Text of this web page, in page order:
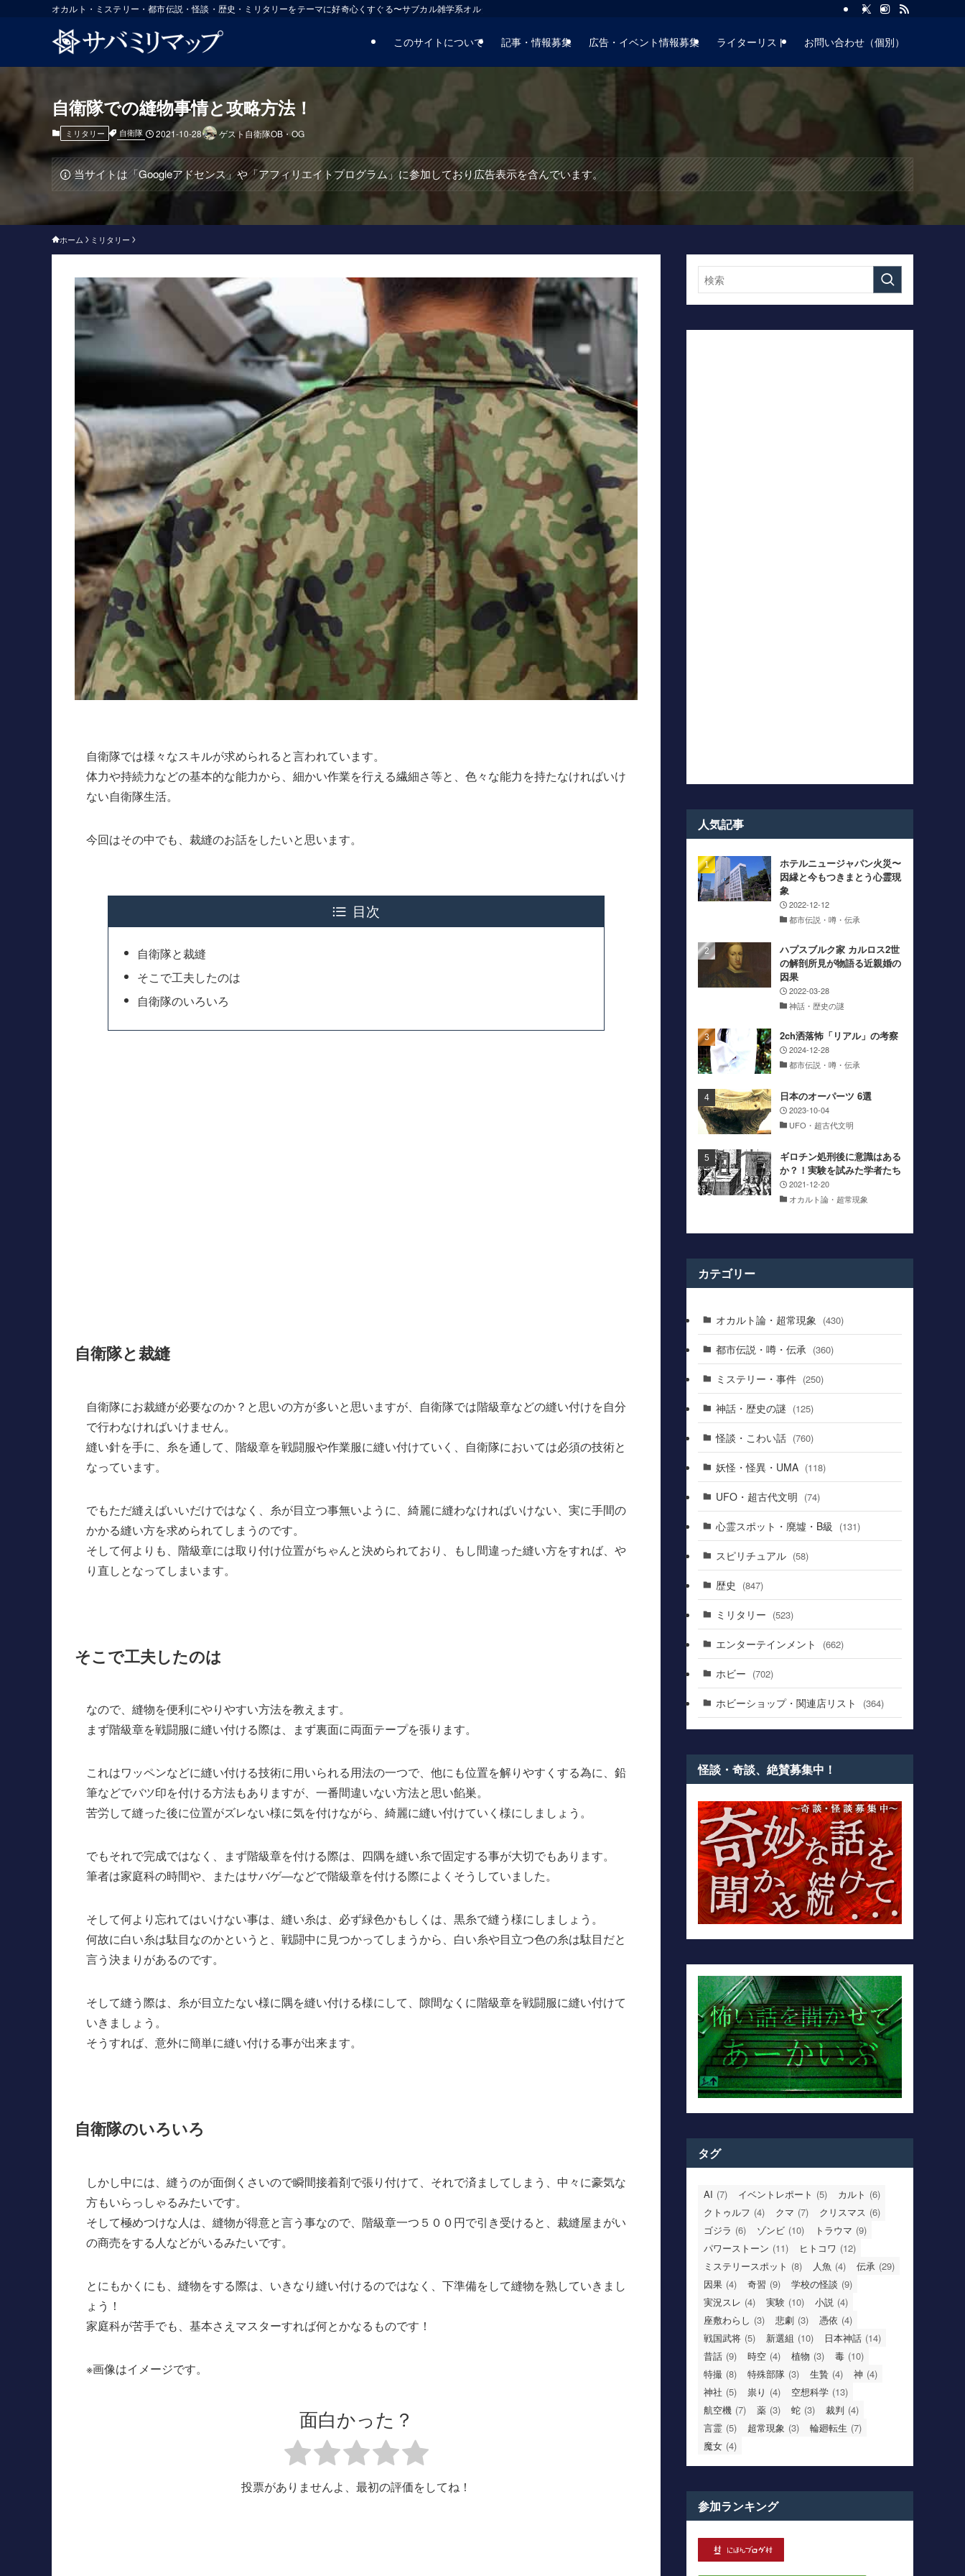
オカルト・ミステリー・都市伝説・怪談・歴史・ミリタリーをテーマに好奇心くすぐる〜サブカル雑学系オルタナティブサイト
このサイトについて 記事・情報募集 広告・イベント情報募集 ライターリスト お問い合わせ（個別）
自衛隊での縫物事情と攻略方法！
ミリタリー 自衛隊 2021-10-28 ゲスト自衛隊OB・OG
当サイトは「Googleアドセンス」や「アフィリエイトプログラム」に参加しており広告表示を含んでいます。
ホーム ミリタリー
自衛隊では様々なスキルが求められると言われています。
体力や持続力などの基本的な能力から、細かい作業を行える繊細さ等と、色々な能力を持たなければいけ
ない自衛隊生活。
今回はその中でも、裁縫のお話をしたいと思います。
目次
自衛隊と裁縫
そこで工夫したのは
自衛隊のいろいろ
自衛隊と裁縫
自衛隊にお裁縫が必要なのか？と思いの方が多いと思いますが、自衛隊では階級章などの縫い付けを自分
で行わなければいけません。
縫い針を手に、糸を通して、階級章を戦闘服や作業服に縫い付けていく、自衛隊においては必須の技術と
なっています。
でもただ縫えばいいだけではなく、糸が目立つ事無いように、綺麗に縫わなければいけない、実に手間の
かかる縫い方を求められてしまうのです。
そして何よりも、階級章には取り付け位置がちゃんと決められており、もし間違った縫い方をすれば、や
り直しとなってしまいます。
そこで工夫したのは
なので、縫物を便利にやりやすい方法を教えます。
まず階級章を戦闘服に縫い付ける際は、まず裏面に両面テープを張ります。
これはワッペンなどに縫い付ける技術に用いられる用法の一つで、他にも位置を解りやすくする為に、鉛
筆などでバツ印を付ける方法もありますが、一番間違いない方法と思い餡巣。
苦労して縫った後に位置がズレない様に気を付けながら、綺麗に縫い付けていく様にしましょう。
でもそれで完成ではなく、まず階級章を付ける際は、四隅を縫い糸で固定する事が大切でもあります。
筆者は家庭科の時間や、またはサバゲ―などで階級章を付ける際によくそうしていました。
そして何より忘れてはいけない事は、縫い糸は、必ず緑色かもしくは、黒糸で縫う様にしましょう。
何故に白い糸は駄目なのかというと、戦闘中に見つかってしまうから、白い糸や目立つ色の糸は駄目だと
言う決まりがあるのです。
そして縫う際は、糸が目立たない様に隅を縫い付ける様にして、隙間なくに階級章を戦闘服に縫い付けて
いきましょう。
そうすれば、意外に簡単に縫い付ける事が出来ます。
自衛隊のいろいろ
しかし中には、縫うのが面倒くさいので瞬間接着剤で張り付けて、それで済ましてしまう、中々に豪気な
方もいらっしゃるみたいです。
そして極めつけな人は、縫物が得意と言う事なので、階級章一つ５００円で引き受けると、裁縫屋まがい
の商売をする人などがいるみたいです。
とにもかくにも、縫物をする際は、いきなり縫い付けるのではなく、下準備をして縫物を熟していきまし
ょう！
家庭科が苦手でも、基本さえマスターすれば何とかなるものです！
※画像はイメージです。
面白かった？
投票がありませんよ、最初の評価をしてね！
人気記事
ホテルニュージャパン火災〜
因縁と今もつきまとう心霊現
象
2022-12-12
都市伝説・噂・伝承
ハプスブルク家 カルロス2世
の解剖所見が物語る近親婚の
因果
2022-03-28
神話・歴史の謎
2ch洒落怖「リアル」の考察
2024-12-28
都市伝説・噂・伝承
日本のオーパーツ 6選
2023-10-04
UFO・超古代文明
ギロチン処刑後に意識はある
か？！実験を試みた学者たち
2021-12-20
オカルト論・超常現象
カテゴリー
オカルト論・超常現象 (430)
都市伝説・噂・伝承 (360)
ミステリー・事件 (250)
神話・歴史の謎 (125)
怪談・こわい話 (760)
妖怪・怪異・UMA (118)
UFO・超古代文明 (74)
心霊スポット・廃墟・B級 (131)
スピリチュアル (58)
歴史 (847)
ミリタリー (523)
エンターテインメント (662)
ホビー (702)
ホビーショップ・関連店リスト (364)
怪談・奇談、絶賛募集中！
タグ
AI (7) イベントレポート (5) カルト (6)
クトゥルフ (4) クマ (7) クリスマス (6)
ゴジラ (6) ゾンビ (10) トラウマ (9)
パワーストーン (11) ヒトコワ (12)
ミステリースポット (8) 人魚 (4) 伝承 (29)
因果 (4) 奇習 (9) 学校の怪談 (9)
実況スレ (4) 実験 (10) 小説 (4)
座敷わらし (3) 悲劇 (3) 憑依 (4)
戦国武将 (5) 新選組 (10) 日本神話 (14)
昔話 (9) 時空 (4) 植物 (3) 毒 (10)
特撮 (8) 特殊部隊 (3) 生贄 (4) 神 (4)
神社 (5) 祟り (4) 空想科学 (13)
航空機 (7) 薬 (3) 蛇 (3) 裁判 (4)
言霊 (5) 超常現象 (3) 輪廻転生 (7)
魔女 (4)
参加ランキング